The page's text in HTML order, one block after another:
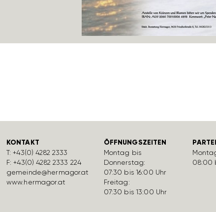
KONTAKT
T:+43(0) 4282 2333
F: +43(0) 4282 2333 224
gemeinde@hermagor.at
www.hermagor.at
ÖFFNUNGSZEITEN
Montag bis
Donnerstag:
07:30 bis 16:00 Uhr
Freitag:
07:30 bis 13:00 Uhr
08:00